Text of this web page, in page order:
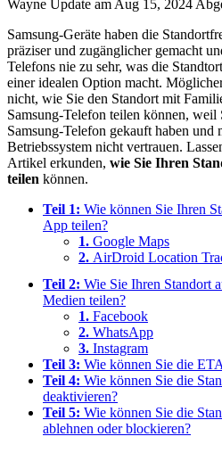
Wayne Update am Aug 15, 2024
Samsung-Geräte haben die
präziser und zugänglicher gemacht
Telefons nie zu sehr, was die
einer idealen Option macht.
nicht, wie Sie den Standort mit
Samsung-Telefon teilen können, weil
Samsung-Telefon gekauft haben und
Betriebssystem nicht vertrauen.
Artikel erkunden, wie Sie Ihren
teilen können.
Teil 1: Wie können Sie Ihren
App teilen?
1. Google Maps
2. AirDroid Location
Teil 2: Wie Sie Ihren Standort
Medien teilen?
1. Facebook
2. WhatsApp
3. Instagram
Teil 3: Wie können Sie die
Teil 4: Wie können Sie die
deaktivieren?
Teil 5: Wie können Sie die
ablehnen oder blockieren?